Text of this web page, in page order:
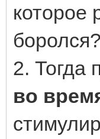
которое
2. Тогда
во